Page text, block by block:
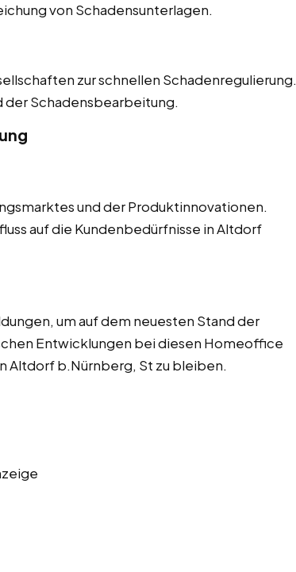
von Schadensunterlagen.
zur schnellen Schadenregulierung.
der Schadensbearbeitung.
und der Produktinnovationen.
auf die Kundenbedürfnisse in Altdorf
um auf dem neuesten Stand der
Entwicklungen bei diesen Homeoffice
Altdorf b.Nürnberg, St zu bleiben.